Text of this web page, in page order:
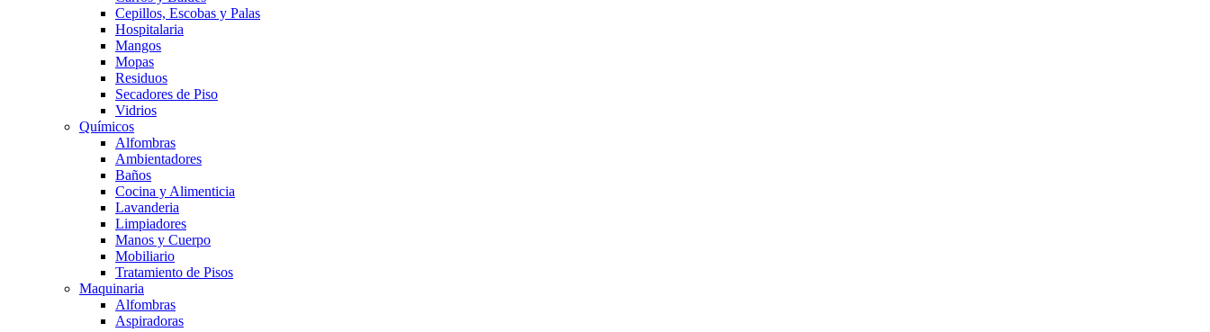
Cepillos, Escobas y Palas
Hospitalaria
Mangos
Mopas
Residuos
Secadores de Piso
Vidrios
Químicos
Alfombras
Ambientadores
Baños
Cocina y Alimenticia
Lavanderia
Limpiadores
Manos y Cuerpo
Mobiliario
Tratamiento de Pisos
Maquinaria
Alfombras
Aspiradoras